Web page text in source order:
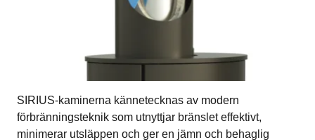
SIRIUS-kaminerna kännetecknas av modern
förbränningsteknik som utnyttjar bränslet effektivt,
minimerar utsläppen och ger en jämn och behaglig